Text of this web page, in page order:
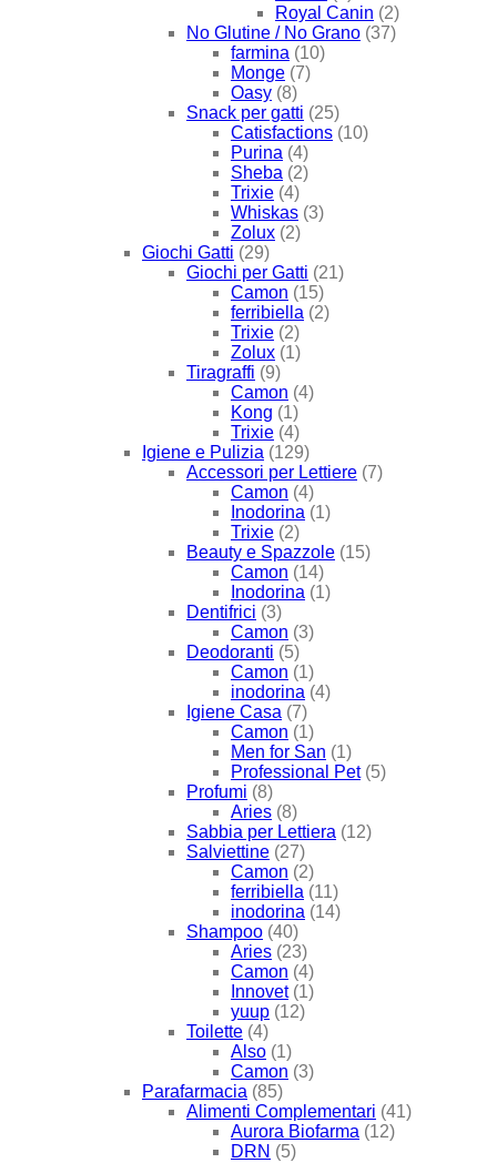
Royal Canin (2)
No Glutine / No Grano (37)
farmina (10)
Monge (7)
Oasy (8)
Snack per gatti (25)
Catisfactions (10)
Purina (4)
Sheba (2)
Trixie (4)
Whiskas (3)
Zolux (2)
Giochi Gatti (29)
Giochi per Gatti (21)
Camon (15)
ferribiella (2)
Trixie (2)
Zolux (1)
Tiragraffi (9)
Camon (4)
Kong (1)
Trixie (4)
Igiene e Pulizia (129)
Accessori per Lettiere (7)
Camon (4)
Inodorina (1)
Trixie (2)
Beauty e Spazzole (15)
Camon (14)
Inodorina (1)
Dentifrici (3)
Camon (3)
Deodoranti (5)
Camon (1)
inodorina (4)
Igiene Casa (7)
Camon (1)
Men for San (1)
Professional Pet (5)
Profumi (8)
Aries (8)
Sabbia per Lettiera (12)
Salviettine (27)
Camon (2)
ferribiella (11)
inodorina (14)
Shampoo (40)
Aries (23)
Camon (4)
Innovet (1)
yuup (12)
Toilette (4)
Also (1)
Camon (3)
Parafarmacia (85)
Alimenti Complementari (41)
Aurora Biofarma (12)
DRN (5)